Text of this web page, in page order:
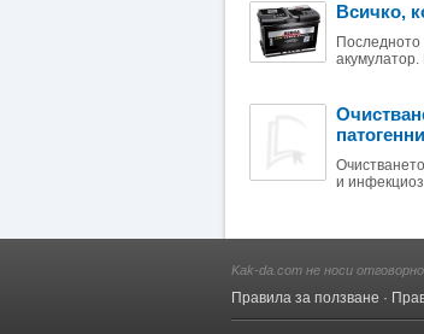
Всичко,
акумулатор.
и
Kak-da.com не носи
Правила за ползване ·